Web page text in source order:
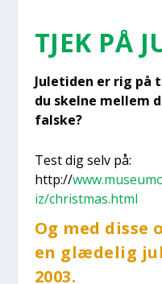
TJEK PÅ
Jule­ti­den er rig på
du skel­ne mel­lem
fal­ske?
Test dig selv på:
http://
iz/christmas.html
Og med dis­se
en glæ­de­lig
2003.